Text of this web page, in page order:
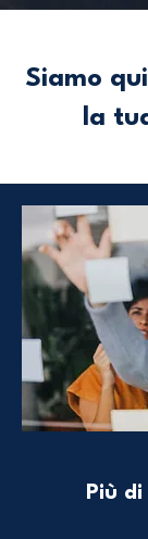
Siamo
la
Più